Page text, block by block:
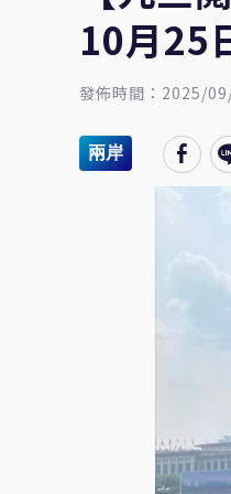
10月25
發佈時間：2025/
兩岸